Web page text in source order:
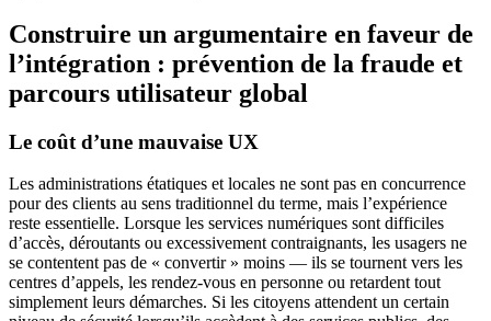
Construire un argumentaire en faveur de
l’intégration : prévention de la fraude et
parcours utilisateur global
Le coût d’une mauvaise UX
Les administrations étatiques et locales ne sont pas en concurrence
pour des clients au sens traditionnel du terme, mais l’expérience
reste essentielle. Lorsque les services numériques sont difficiles
d’accès, déroutants ou excessivement contraignants, les usagers ne
se contentent pas de « convertir » moins — ils se tournent vers les
centres d’appels, les rendez-vous en personne ou retardent tout
simplement leurs démarches. Si les citoyens attendent un certain